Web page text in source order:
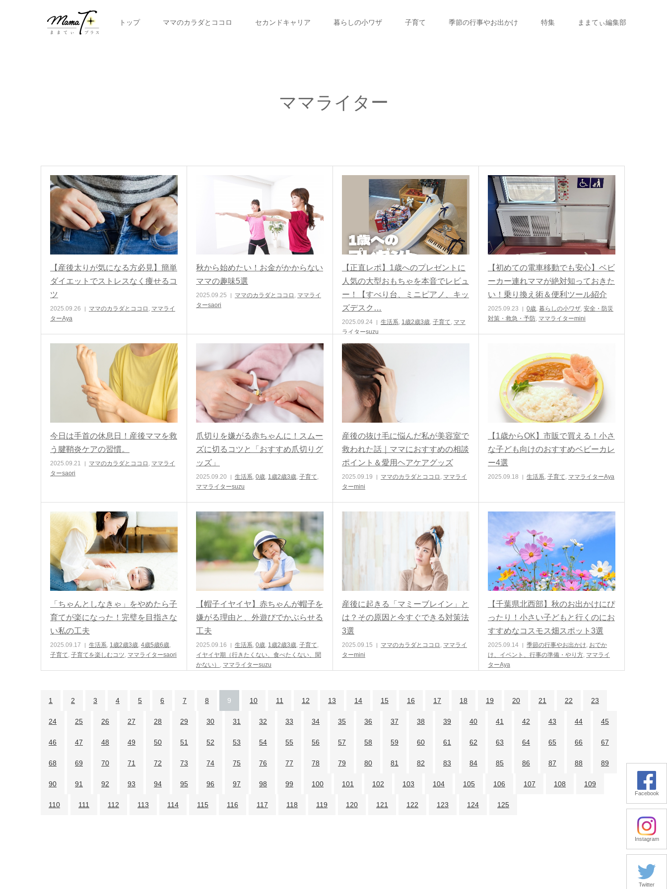
トップ ママのカラダとココロ セカンドキャリア 暮らしの小ワザ 子育て 季節の行事やお出かけ 特集 ままてぃ編集部
ママライター
【産後太りが気になる方必見】簡単
ダイエットでストレスなく痩せるコ
ツ
2025.09.26 ママのカラダとココロ , ママライ
ターAya
秋から始めたい！お金がかからない
ママの趣味5選
2025.09.25 ママのカラダとココロ , ママライ
ターsaori
【正直レポ】1歳へのプレゼントに
人気の大型おもちゃを本音でレビュ
ー！【すべり台、ミニピアノ、キッ
ズデスク…
2025.09.24 生活系, 1歳2歳3歳, 子育て, ママ
ライターsuzu
【初めての電車移動でも安心】ベビ
ーカー連れママが絶対知っておきた
い！乗り換え術＆便利ツール紹介
2025.09.23 0歳, 暮らしの小ワザ, 安全・防災
対策・救急・予防, ママライターmini
今日は手首の休息日！産後ママを救
う腱鞘炎ケアの習慣。
2025.09.21 ママのカラダとココロ , ママライ
ターsaori
爪切りを嫌がる赤ちゃんに！スムー
ズに切るコツと「おすすめ爪切りグ
ッズ」
2025.09.20 生活系, 0歳, 1歳2歳3歳, 子育て,
ママライターsuzu
産後の抜け毛に悩んだ私が美容室で
救われた話｜ママにおすすめの相談
ポイント＆愛用ヘアケアグッズ
2025.09.19 ママのカラダとココロ , ママライ
ターmini
【1歳からOK】市販で買える！小さ
な子ども向けのおすすめベビーカレ
ー4選
2025.09.18 生活系, 子育て, ママライターAya
「ちゃんとしなきゃ」をやめたら子
育てが楽になった！完璧を目指さな
い私の工夫
2025.09.17 生活系, 1歳2歳3歳, 4歳5歳6歳,
子育て, 子育てを楽しむコツ, ママライターsaori
【帽子イヤイヤ】赤ちゃんが帽子を
嫌がる理由と、外遊びでかぶらせる
工夫
2025.09.16 生活系, 0歳, 1歳2歳3歳, 子育て,
イヤイヤ期（行きたくない、食べたくない、聞
かない） , ママライターsuzu
産後に起きる「マミーブレイン」と
は？その原因と今すぐできる対策法
3選
2025.09.15 ママのカラダとココロ , ママライ
ターmini
【千葉県北西部】秋のお出かけにぴ
ったり！小さい子どもと行くのにお
すすめなコスモス畑スポット3選
2025.09.14 季節の行事やお出かけ, おでか
け、イベント、行事の準備・やり方, ママライ
ターAya
1 2 3 4 5 6 7 8 9 10 11 12 13 14 15 16 17 18 19 20 21 22 23
24 25 26 27 28 29 30 31 32 33 34 35 36 37 38 39 40 41 42 43 44 45
46 47 48 49 50 51 52 53 54 55 56 57 58 59 60 61 62 63 64 65 66 67
68 69 70 71 72 73 74 75 76 77 78 79 80 81 82 83 84 85 86 87 88 89
90 91 92 93 94 95 96 97 98 99 100 101 102 103 104 105 106 107 108 109
110 111 112 113 114 115 116 117 118 119 120 121 122 123 124 125
Facebook
Instagram
Twitter